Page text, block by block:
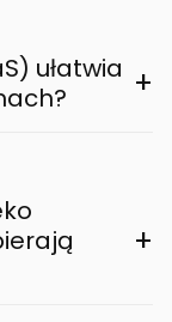
ułatwia +
+